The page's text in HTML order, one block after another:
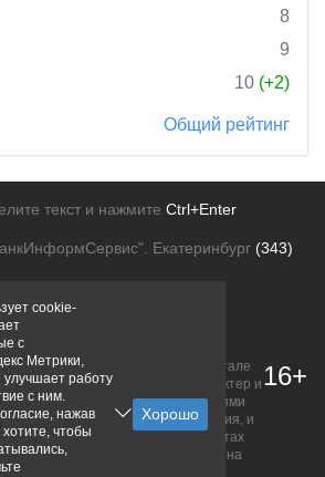
8
9
10 (+2)
Общий рейтинг
текст и нажмите Ctrl+Enter
Екатеринбург (343)
Для рекламодателей
банков, размещенная на портале
ознакомительный характер и
определяемой положениями
точного и полного описания, и
условия уточняйте на сайтах
Исключительное право на
их правообладателям.
16+
cookie-
с
Метрики,
работу
с ним.
нажав
чтобы